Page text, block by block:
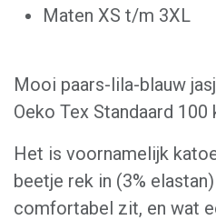
Maten XS t/m 3XL
Mooi paars-lila-blauw
Oeko Tex Standaard 100
Het is voornamelijk
beetje rek in (3%
comfortabel zit, en wat